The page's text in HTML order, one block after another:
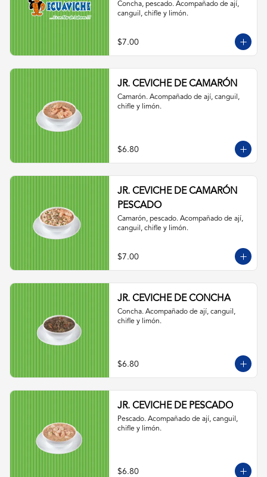
Concha, pescado. Acompañado de ají,
canguil, chifle y limón.
$7.00
JR. CEVICHE DE CAMARÓN
Camarón. Acompañado de ají, canguil,
chifle y limón.
$6.80
JR. CEVICHE DE CAMARÓN
PESCADO
Camarón, pescado. Acompañado de ají,
canguil, chifle y limón.
$7.00
JR. CEVICHE DE CONCHA
Concha. Acompañado de ají, canguil,
chifle y limón.
$6.80
JR. CEVICHE DE PESCADO
Pescado. Acompañado de ají, canguil,
chifle y limón.
$6.80